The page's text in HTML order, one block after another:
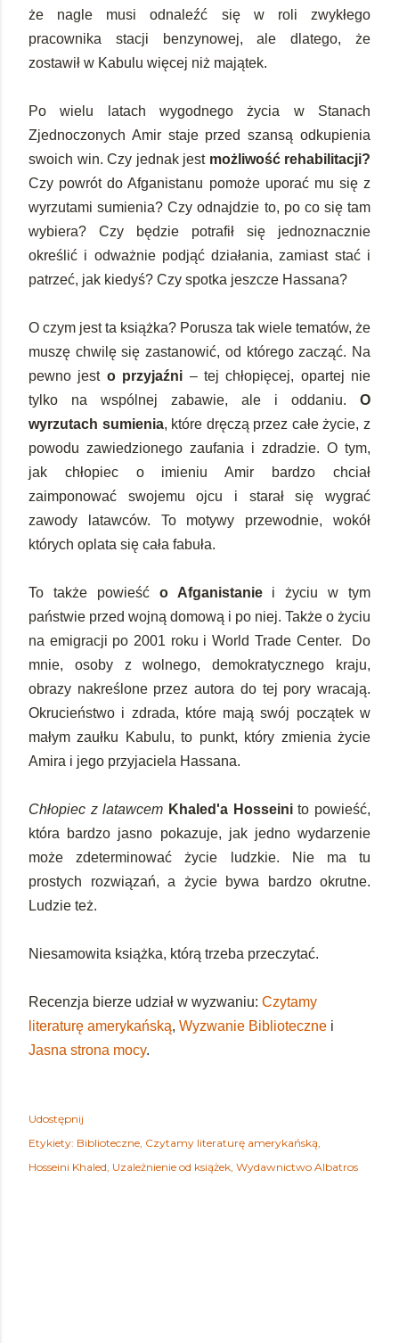
że nagle musi odnaleźć się w roli zwykłego
pracownika stacji benzynowej, ale dlatego, że
zostawił w Kabulu więcej niż majątek.
Po wielu latach wygodnego życia w Stanach
Zjednoczonych Amir staje przed szansą odkupienia
swoich win. Czy jednak jest możliwość rehabilitacji?
Czy powrót do Afganistanu pomoże uporać mu się z
wyrzutami sumienia? Czy odnajdzie to, po co się tam
wybiera? Czy będzie potrafił się jednoznacznie
określić i odważnie podjąć działania, zamiast stać i
patrzeć, jak kiedyś? Czy spotka jeszcze Hassana?
O czym jest ta książka? Porusza tak wiele tematów, że
muszę chwilę się zastanowić, od którego zacząć. Na
pewno jest o przyjaźni – tej chłopięcej, opartej nie
tylko na wspólnej zabawie, ale i oddaniu. O
wyrzutach sumienia, które dręczą przez całe życie, z
powodu zawiedzionego zaufania i zdradzie. O tym,
jak chłopiec o imieniu Amir bardzo chciał
zaimponować swojemu ojcu i starał się wygrać
zawody latawców. To motywy przewodnie, wokół
których oplata się cała fabuła.
To także powieść o Afganistaniei życiu w tym
państwie przed wojną domową i po niej. Także o życiu
na emigracji po 2001 roku i World Trade Center. Do
mnie, osoby z wolnego, demokratycznego kraju,
obrazy nakreślone przez autora do tej pory wracają.
Okrucieństwo i zdrada, które mają swój początek w
małym zaułku Kabulu, to punkt, który zmienia życie
Amira i jego przyjaciela Hassana.
Chłopiec z latawcem Khaled'a Hosseinito powieść,
która bardzo jasno pokazuje, jak jedno wydarzenie
może zdeterminować życie ludzkie. Nie ma tu
prostych rozwiązań, a życie bywa bardzo okrutne.
Ludzie też.
Niesamowita książka, którą trzeba przeczytać.
Recenzja bierze udział w wyzwaniu: Czytamy
literaturę amerykańską, Wyzwanie Biblioteczne i
Jasna strona mocy.
Udostępnij
Etykiety: Biblioteczne Czytamy literaturę amerykańską
Hosseini Khaled Uzależnienie od książek Wydawnictwo Albatros